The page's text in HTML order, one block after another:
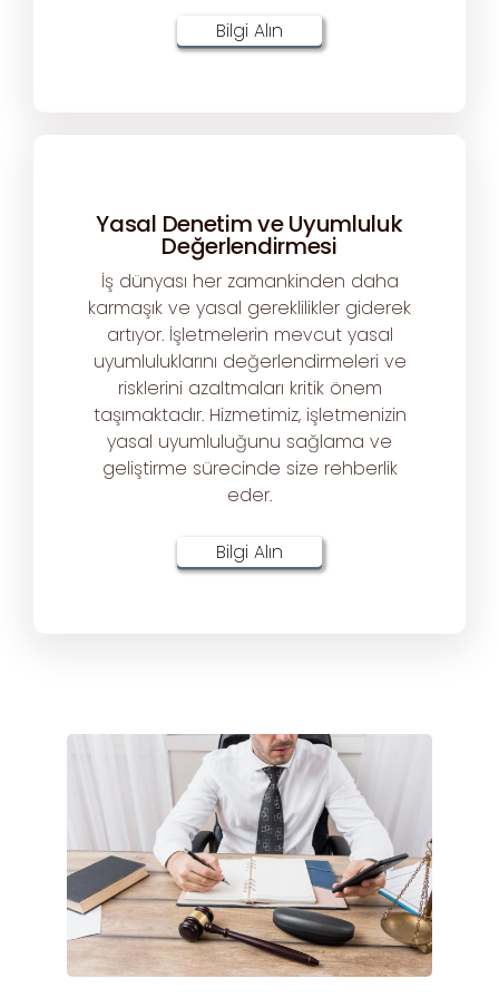
Bilgi Alın
Yasal Denetim ve Uyumluluk
Değerlendirmesi
İş dünyası her zamankinden daha
karmaşık ve yasal gereklilikler giderek
artıyor. İşletmelerin mevcut yasal
uyumluluklarını değerlendirmeleri ve
risklerini azaltmaları kritik önem
taşımaktadır. Hizmetimiz, işletmenizin
yasal uyumluluğunu sağlama ve
geliştirme sürecinde size rehberlik
eder.
Bilgi Alın